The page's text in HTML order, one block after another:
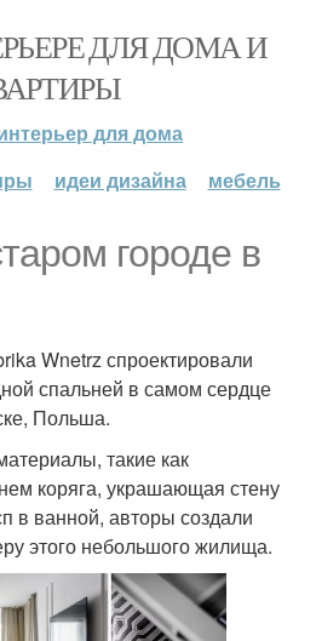
ДЛЯ ДОМА И
для дома
идеи дизайна мебель
городе в
Wnetrz спроектировали
спальней в самом сердце
Польша.
такие как
коряга, украшающая стену
в ванной, авторы создали
этого небольшого жилища.